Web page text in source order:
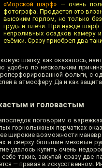
«Морской шарф» — очень
фотографа. Продается это
высоким горлом, но только
грудь и плечи. При нужде шарф
непроливных осадков камеру
съёмки. Сразу приобрел два
шапку, как оказалось,
удобно по нескольким
фольги, с
в атмосферу. Да и как
и головастым
поговорим о
горнолыжных перчатках
широкие возможности
и сверху большие меховые
удалось купить очень
себе такие, закупай сразу две
— правая в искусственном.